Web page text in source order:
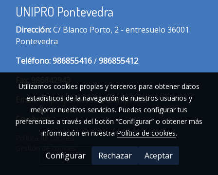
UNIPRO Pontevedra
Dirección:C/ Blanco Porto, 2 - entresuelo 36001
Pontevedra
Teléfono:986855416/986855412
Email:unipropontevedra@unipro.es
Facebook
Política de cookies
Utilizamos cookies propias y terceros para obtener datos
estadísticos de la navegación de nuestros usuarios y
mejorar nuestros servicios. Puedes configurar tus
preferencias a través del botón “Configurar” o obtener más
información en nuestra Política de cookies.
Configurar Rechazar Aceptar